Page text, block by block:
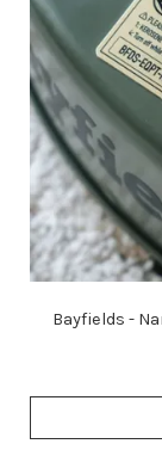
Bayfields -